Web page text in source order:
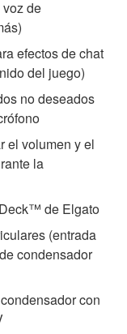
de
efectos de chat
del juego)
no deseados
el volumen y el
la
de Elgato
(entrada
condensador
con